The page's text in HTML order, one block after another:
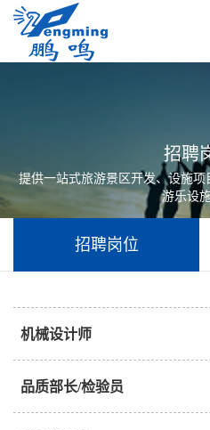
招聘
提供一站式旅游景区开发、设施
游乐设
招聘岗位
机械设计师
品质部长/检验员